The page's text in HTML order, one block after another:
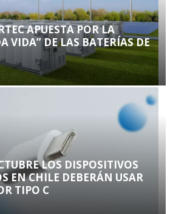
APUESTA POR LA
VIDA” DE LAS BATERÍAS DE
LOS DISPOSITIVOS
EN CHILE DEBERÁN USAR
TIPO C